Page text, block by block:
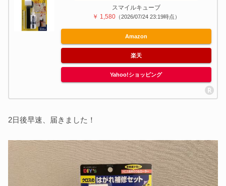
スマイルキューブ
￥ 1,580（2026/07/24 23:19時点）
Amazon
楽天
Yahoo!ショッピング
2日後早速、届きました！